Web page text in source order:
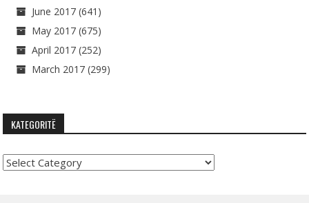
June 2017 (641)
May 2017 (675)
April 2017 (252)
March 2017 (299)
KATEGORITË
Kategoritë